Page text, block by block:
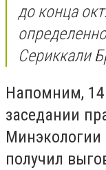
до конца
Сериккали
Напомним,
заседании
Минэкологии
получил